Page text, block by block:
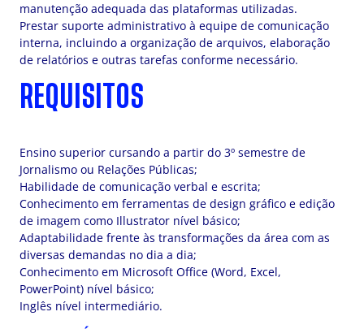
manutenção adequada das plataformas utilizadas.
Prestar suporte administrativo à equipe de comunicação
interna, incluindo a organização de arquivos, elaboração
de relatórios e outras tarefas conforme necessário.
REQUISITOS
Ensino superior cursando a partir do 3º semestre de
Jornalismo ou Relações Públicas;
Habilidade de comunicação verbal e escrita;
Conhecimento em ferramentas de design gráfico e edição
de imagem como Illustrator nível básico;
Adaptabilidade frente às transformações da área com as
diversas demandas no dia a dia;
Conhecimento em Microsoft Office (Word, Excel,
PowerPoint) nível básico;
Inglês nível intermediário.